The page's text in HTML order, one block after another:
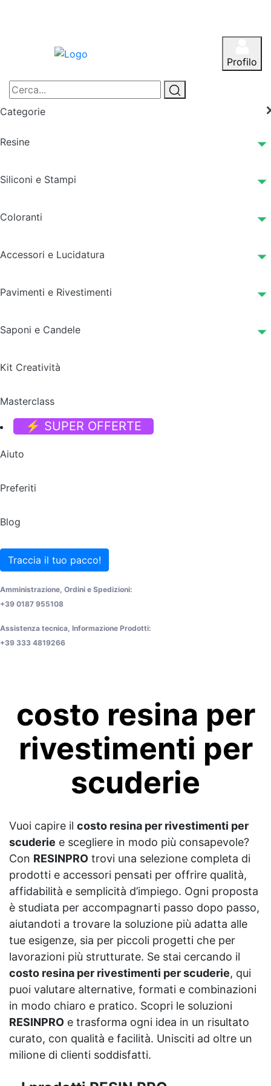
Profilo
Categorie
Resine
Siliconi e Stampi
Coloranti
Accessori e Lucidatura
Pavimenti e Rivestimenti
Saponi e Candele
Kit Creatività
Masterclass
⚡ SUPER OFFERTE
Aiuto
Preferiti
Blog
Traccia il tuo pacco!
Amministrazione, Ordini e Spedizioni:
+39 0187 955108
Assistenza tecnica, Informazione Prodotti:
+39 333 4819266
costo resina per
rivestimenti per
scuderie
Vuoi capire il costo resina per rivestimenti per
scuderie e scegliere in modo più consapevole?
Con RESINPRO trovi una selezione completa di
prodotti e accessori pensati per offrire qualità,
affidabilità e semplicità d’impiego. Ogni proposta
è studiata per accompagnarti passo dopo passo,
aiutandoti a trovare la soluzione più adatta alle
tue esigenze, sia per piccoli progetti che per
lavorazioni più strutturate. Se stai cercando il
costo resina per rivestimenti per scuderie, qui
puoi valutare alternative, formati e combinazioni
in modo chiaro e pratico. Scopri le soluzioni
RESINPRO e trasforma ogni idea in un risultato
curato, con qualità e facilità. Unisciti ad oltre un
milione di clienti soddisfatti.